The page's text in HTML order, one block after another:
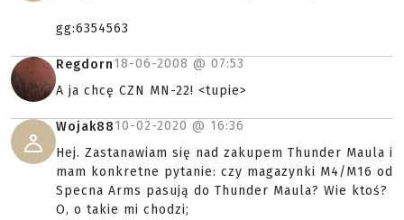
gg:6354563
Regdorn18-06-2008 @ 07:53
A ja chcę CZN MN-22! <tupie>
Wojak8810-02-2020 @ 16:36
Hej. Zastanawiam się nad zakupem Thunder Maula i
mam konkretne pytanie: czy magazynki M4/M16 od
Specna Arms pasują do Thunder Maula? Wie ktoś?
O, o takie mi chodzi;